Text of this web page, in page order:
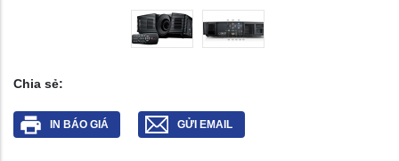
Chia sẻ:
IN BÁO GIÁ GỬI EMAIL